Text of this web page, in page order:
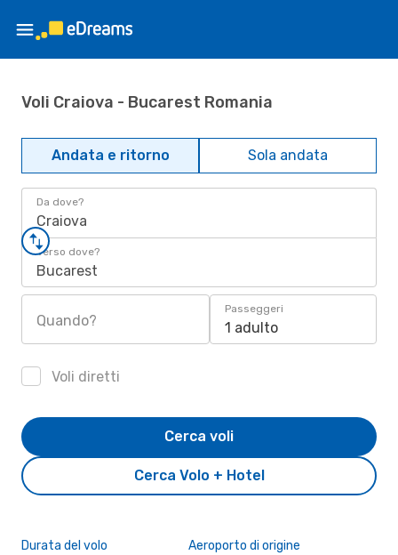
Voli Craiova - Bucarest Romania
Andata e ritorno Sola andata
Da dove?
Craiova
Verso dove?
Bucarest
Quando?
Passeggeri
1 adulto
Voli diretti
Cerca Volo + Hotel
Cerca voli
Durata del volo Aeroporto di origine